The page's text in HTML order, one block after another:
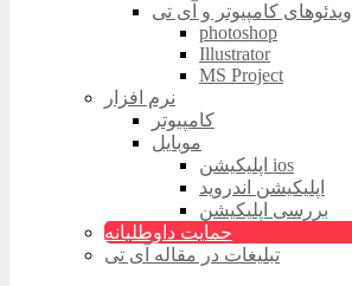
ویدئوهای کامپیوتر و آی تی
photoshop
Illustrator
MS Project
نرم افزار
کامپیوتر
موبایل
اپلیکیشن ios
اپلیکیشن اندروید
بررسی اپلیکیشن
حمایت داوطلبانه
تبلیغات در مقاله آی تی